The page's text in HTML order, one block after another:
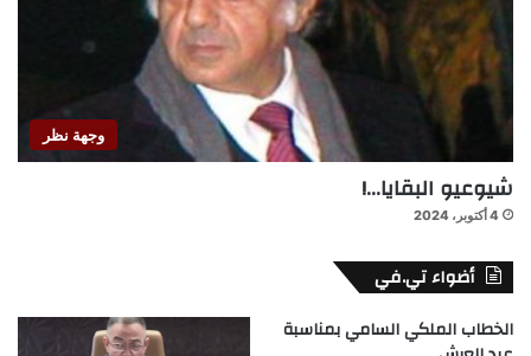
وجهة نظر
شيوعيو البقايا…!
4 أكتوبر، 2024
أضواء تي.في
الخطاب الملكي السامي بمناسبة